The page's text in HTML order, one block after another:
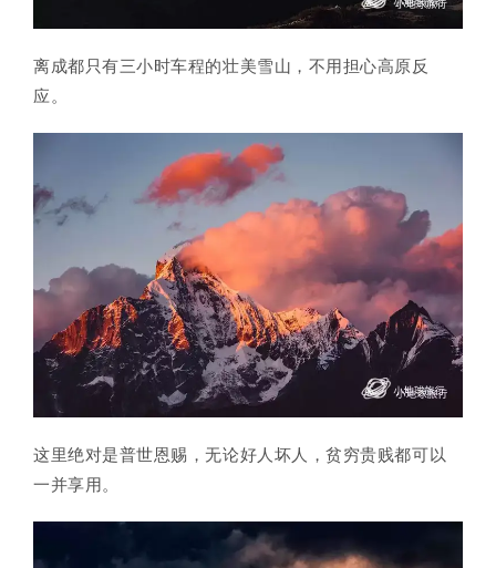
离成都只有三小时车程的壮美雪山，不用担心高原反
应。
这里绝对是普世恩赐，无论好人坏人，贫穷贵贱都可以
一并享用。